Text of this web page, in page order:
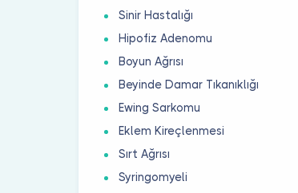
Sinir Hastalığı
Hipofiz Adenomu
Boyun Ağrısı
Beyinde Damar Tıkanıklığı
Ewing Sarkomu
Eklem Kireçlenmesi
Sırt Ağrısı
Syringomyeli